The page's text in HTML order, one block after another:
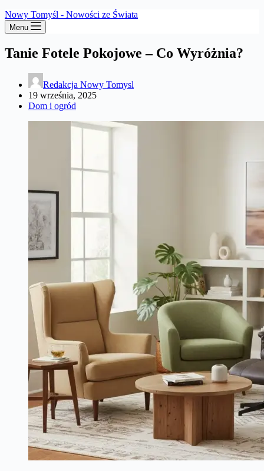
Nowy Tomyśl - Nowości ze Świata
Menu
Tanie Fotele Pokojowe – Co Wyróżnia?
Redakcja Nowy Tomysl
19 września, 2025
Dom i ogród